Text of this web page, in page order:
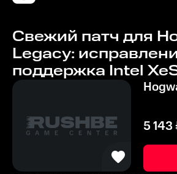
Свежий патч для
Legacy:
поддержка Intel
5 143